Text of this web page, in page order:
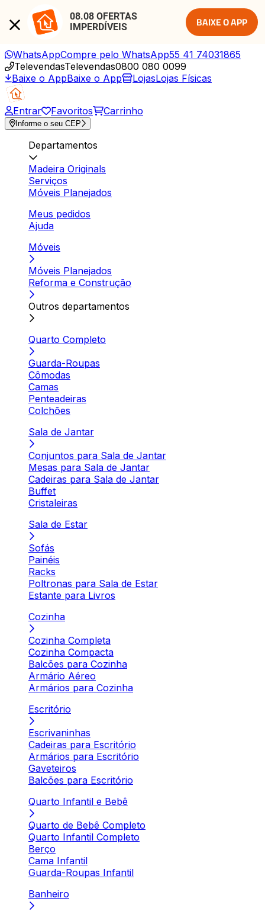
08.08 OFERTAS
IMPERDÍVEIS
BAIXE O APP
WhatsAppCompre pelo WhatsApp55 41 74031865
TelevendasTelevendas0800 080 0099
Baixe o AppBaixe o App LojasLojas Físicas
Entrar Favoritos Carrinho
Informe o seu CEP
Departamentos
Madeira Originals
Serviços
Móveis Planejados
Meus pedidos
Ajuda
Móveis
Móveis Planejados
Reforma e Construção
Outros departamentos
Quarto Completo
Guarda-Roupas
Cômodas
Camas
Penteadeiras
Colchões
Sala de Jantar
Conjuntos para Sala de Jantar
Mesas para Sala de Jantar
Cadeiras para Sala de Jantar
Buffet
Cristaleiras
Sala de Estar
Sofás
Painéis
Racks
Poltronas para Sala de Estar
Estante para Livros
Cozinha
Cozinha Completa
Cozinha Compacta
Balcões para Cozinha
Armário Aéreo
Armários para Cozinha
Escritório
Escrivaninhas
Cadeiras para Escritório
Armários para Escritório
Gaveteiros
Balcões para Escritório
Quarto Infantil e Bebê
Quarto de Bebê Completo
Quarto Infantil Completo
Berço
Cama Infantil
Guarda-Roupas Infantil
Banheiro